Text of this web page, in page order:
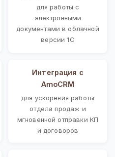
для работы с
электронными
документами в облачной
версии 1С
Интеграция с
AmoCRM
для ускорения работы
отдела продаж и
мгновенной отправки КП
и договоров